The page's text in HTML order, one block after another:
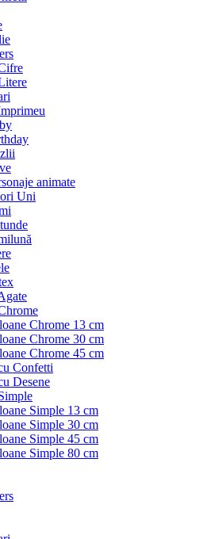
animate
Uni
Chrome 13 cm
Chrome 30 cm
Chrome 45 cm
Confetti
Desene
Simple 13 cm
Simple 30 cm
Simple 45 cm
Simple 80 cm